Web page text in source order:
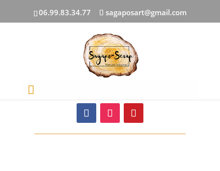
06.99.83.34.77 sagaposart@gmail.com